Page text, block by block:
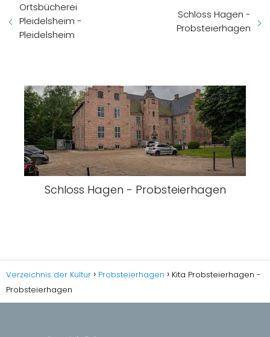
Ortsbücherei
Pleidelsheim -
Pleidelsheim
Schloss Hagen -
Probsteierhagen
Schloss Hagen - Probsteierhagen
Verzeichnis der Kultur Probsteierhagen
Kita Probsteierhagen -
Probsteierhagen